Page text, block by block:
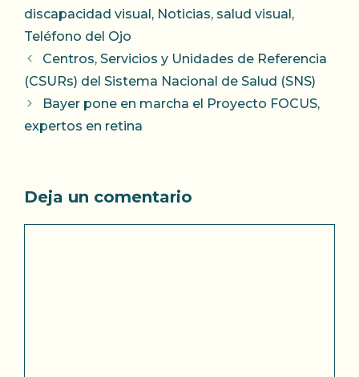
discapacidad visual, Noticias, salud visual,
Teléfono del Ojo
Centros, Servicios y Unidades de Referencia
(CSURs) del Sistema Nacional de Salud (SNS)
Bayer pone en marcha el Proyecto FOCUS,
expertos en retina
Deja un comentario